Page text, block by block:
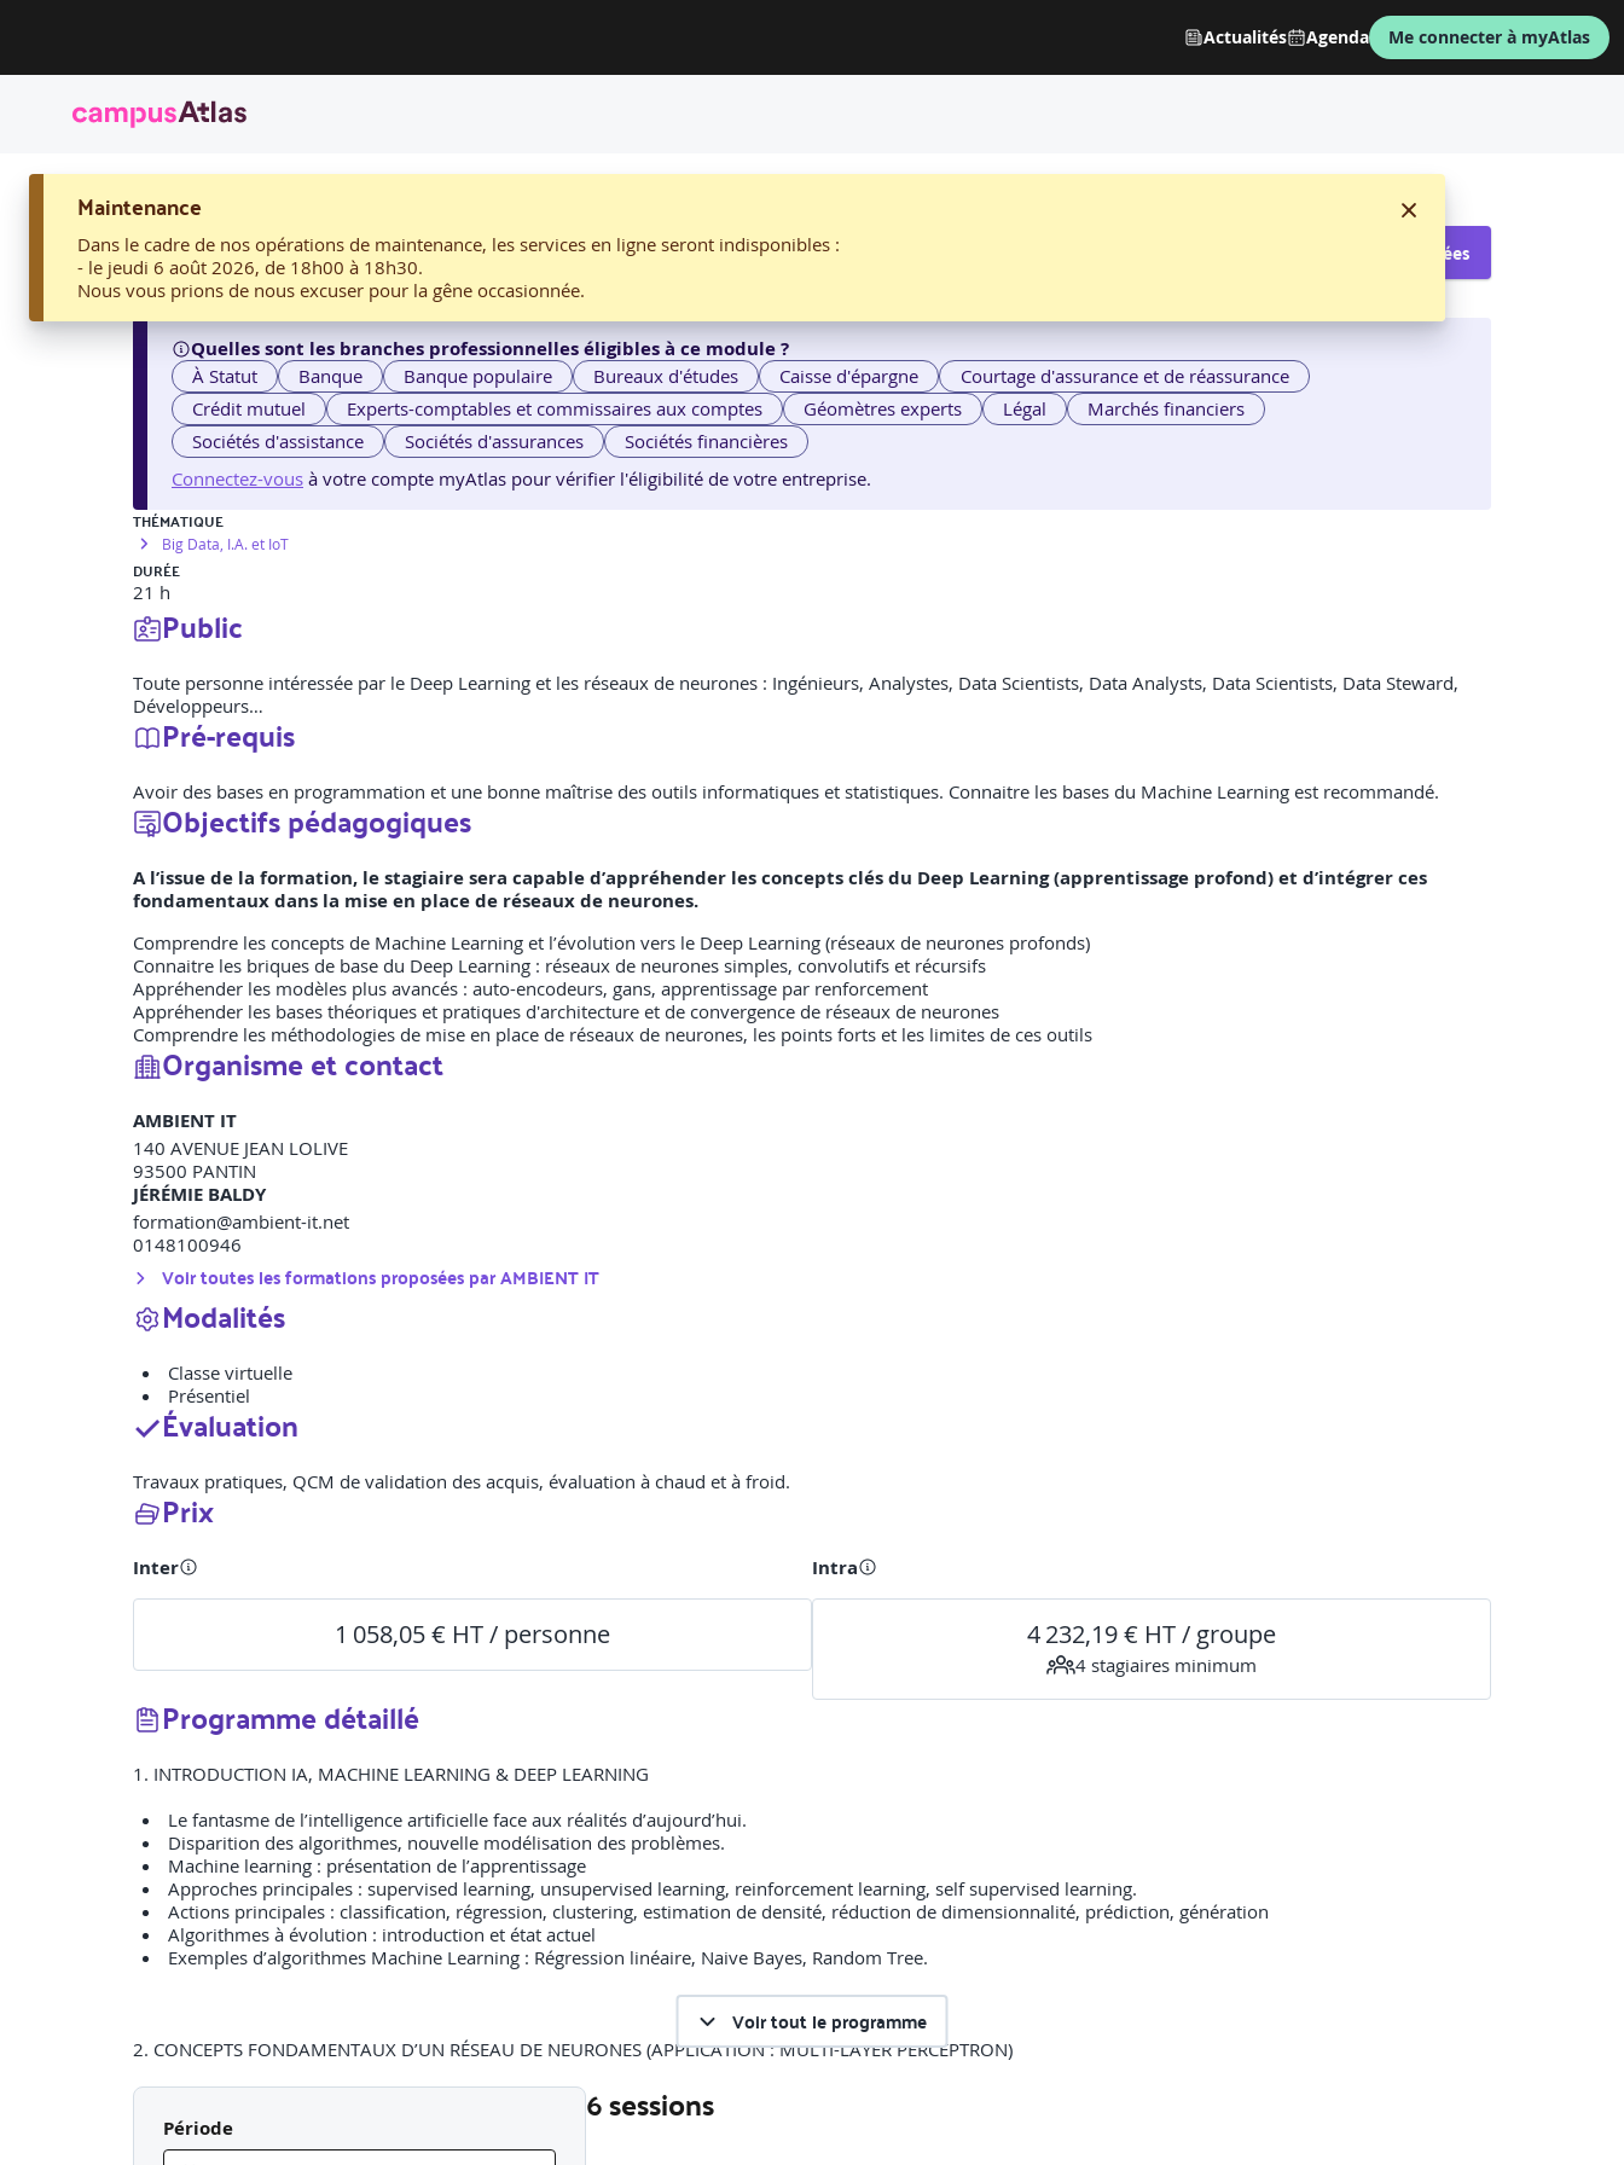
Actualités Agenda Me connecter à myAtlas
Maintenance
Dans le cadre de nos opérations de maintenance, les services en ligne seront indisponibles :
- le jeudi 6 août 2026, de 18h00 à 18h30.
Nous vous prions de nous excuser pour la gêne occasionnée.
21. DEEP LEARNING : LES FONDAMENTAUX PAR AMBIENT IT
21. Deep Learning : les fondamentaux Voir les sessions proposées
Quelles sont les branches professionnelles éligibles à ce module ?
À Statut Banque Banque populaire Bureaux d'études Caisse d'épargne
Courtage d'assurance et de réassurance
Crédit mutuel
Experts-comptables et commissaires aux comptes Géomètres experts Légal
Marchés financiers
Sociétés d'assistance
Sociétés d'assurances
Sociétés financières
Connectez-vous à votre compte myAtlas pour vérifier l'éligibilité de votre entreprise.
THÉMATIQUE
Big Data, I.A. et IoT
DURÉE
21 h
Public
Toute personne intéressée par le Deep Learning et les réseaux de neurones : Ingénieurs, Analystes, Data Scientists, Data Analysts, Data Scientists, Data Steward,
Développeurs…
Pré-requis
Avoir des bases en programmation et une bonne maîtrise des outils informatiques et statistiques. Connaitre les bases du Machine Learning est recommandé.
Objectifs pédagogiques
A l’issue de la formation, le stagiaire sera capable d’appréhender les concepts clés du Deep Learning (apprentissage profond) et d’intégrer ces
fondamentaux dans la mise en place de réseaux de neurones.
Comprendre les concepts de Machine Learning et l’évolution vers le Deep Learning (réseaux de neurones profonds)
Connaitre les briques de base du Deep Learning : réseaux de neurones simples, convolutifs et récursifs
Appréhender les modèles plus avancés : auto-encodeurs, gans, apprentissage par renforcement
Appréhender les bases théoriques et pratiques d'architecture et de convergence de réseaux de neurones
Comprendre les méthodologies de mise en place de réseaux de neurones, les points forts et les limites de ces outils
Organisme et contact
AMBIENT IT
140 AVENUE JEAN LOLIVE
93500 PANTIN
JÉRÉMIE BALDY
formation@ambient-it.net
0148100946
Voir toutes les formations proposées parAMBIENT IT
Modalités
Classe virtuelle
Présentiel
Évaluation
Travaux pratiques, QCM de validation des acquis, évaluation à chaud et à froid.
Prix
Inter
1 058,05 € HT / personne
Intra
4 232,19 € HT / groupe
4 stagiaires minimum
Programme détaillé
1. INTRODUCTION IA, MACHINE LEARNING & DEEP LEARNING
Le fantasme de l’intelligence artificielle face aux réalités d’aujourd’hui.
Disparition des algorithmes, nouvelle modélisation des problèmes.
Machine learning : présentation de l’apprentissage
Approches principales : supervised learning, unsupervised learning, reinforcement learning, self supervised learning.
Actions principales : classification, régression, clustering, estimation de densité, réduction de dimensionnalité, prédiction, génération
Algorithmes à évolution : introduction et état actuel
Exemples d’algorithmes Machine Learning : Régression linéaire, Naive Bayes, Random Tree.
2. CONCEPTS FONDAMENTAUX D’UN RÉSEAU DE NEURONES (APPLICATION : MULTI-LAYER PERCEPTRON)
Rappel de bases mathématiques.
Définition d’un réseau de neurones : architecture classique, fonctions d’activation et de pondération des activations précédentes, profondeur d’un réseau.
Définition de l’apprentissage d’un réseau de neurones : fonctions de coût, backpropagation,stochastic gradient descent, maximum likelihood.
Voir tout le programme
Période 6 sessions